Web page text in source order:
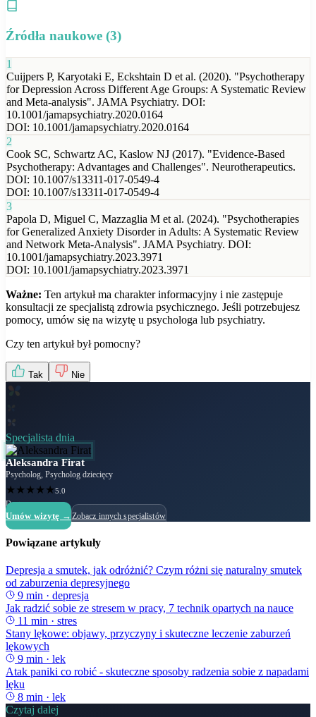
Źródła naukowe (3)
1
Cuijpers P, Karyotaki E, Eckshtain D et al. (2020). "Psychotherapy
for Depression Across Different Age Groups: A Systematic Review
and Meta-analysis". JAMA Psychiatry. DOI:
10.1001/jamapsychiatry.2020.0164
DOI: 10.1001/jamapsychiatry.2020.0164
2
Cook SC, Schwartz AC, Kaslow NJ (2017). "Evidence-Based
Psychotherapy: Advantages and Challenges". Neurotherapeutics.
DOI: 10.1007/s13311-017-0549-4
DOI: 10.1007/s13311-017-0549-4
3
Papola D, Miguel C, Mazzaglia M et al. (2024). "Psychotherapies
for Generalized Anxiety Disorder in Adults: A Systematic Review
and Network Meta-Analysis". JAMA Psychiatry. DOI:
10.1001/jamapsychiatry.2023.3971
DOI: 10.1001/jamapsychiatry.2023.3971
Ważne: Ten artykuł ma charakter informacyjny i nie zastępuje
konsultacji ze specjalistą zdrowia psychicznego. Jeśli potrzebujesz
pomocy, umów się na wizytę u psychologa lub psychiatry.
Czy ten artykuł był pomocny?
Tak Nie
Specjalista dnia
Aleksandra Firat
Psycholog, Psycholog dziecięcy
★★★★★5.0
Dostępny
Umów wizytę → Zobacz innych specjalistów
Powiązane artykuły
Depresja a smutek, jak odróżnić? Czym różni się naturalny smutek
od zaburzenia depresyjnego
9 min · depresja
Jak radzić sobie ze stresem w pracy, 7 technik opartych na nauce
11 min · stres
Stany lękowe: objawy, przyczyny i skuteczne leczenie zaburzeń
lękowych
9 min · lek
Atak paniki co robić - skuteczne sposoby radzenia sobie z napadami
lęku
8 min · lek
Czytaj dalej